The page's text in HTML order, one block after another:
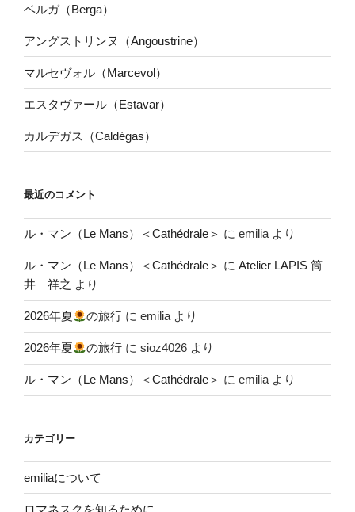
ベルガ（Berga）
アングストリンヌ（Angoustrine）
マルセヴォル（Marcevol）
エスタヴァール（Estavar）
カルデガス（Caldégas）
最近のコメント
ル・マン（Le Mans）＜Cathédrale＞ に emiliaより
ル・マン（Le Mans）＜Cathédrale＞ に Atelier LAPIS 筒
井 祥之 より
2026年夏 の旅行 にemiliaより
2026年夏 の旅行 にsioz4026 より
ル・マン（Le Mans）＜Cathédrale＞ に emiliaより
カテゴリー
emiliaについて
ロマネスクを知るために